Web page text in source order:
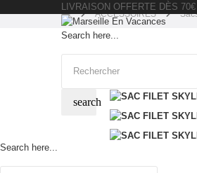
LIVRAISON OFFERTE DÈS
Search here...
search
Search here...
ACCESSOIRES